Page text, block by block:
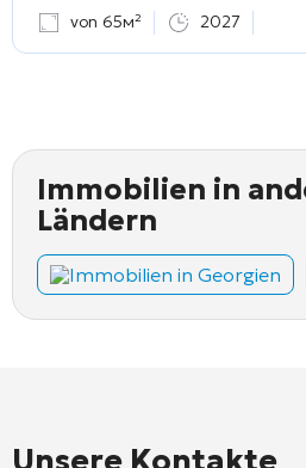
von 65м² 2027
Immobilien in
Ländern
Immobilien in Georgien